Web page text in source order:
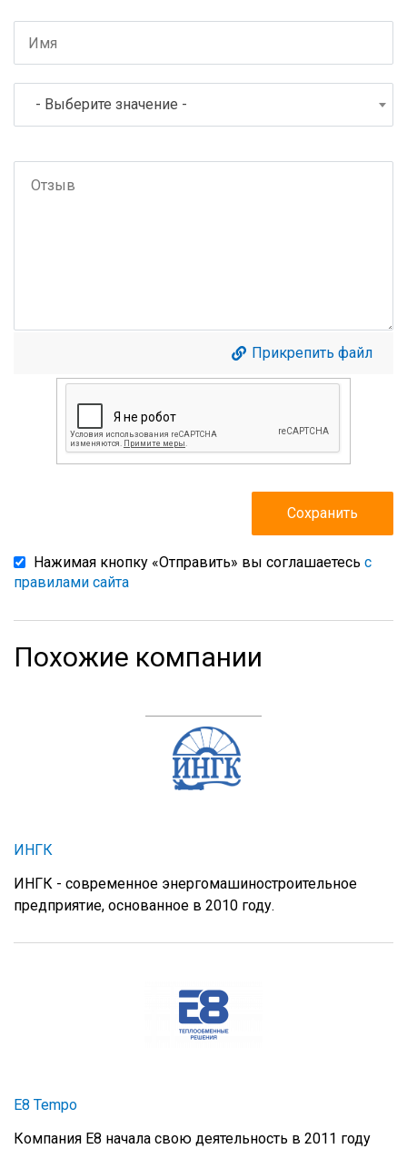
- Выберите значение -
Прикрепить файл
Нажимая кнопку «Отправить» вы соглашаетесь с
правилами сайта
Похожие компании
ИНГК
ИНГК - современное энергомашиностроительное
предприятие, основанное в 2010 году.
E8 Tempo
Компания Е8 начала свою деятельность в 2011 году